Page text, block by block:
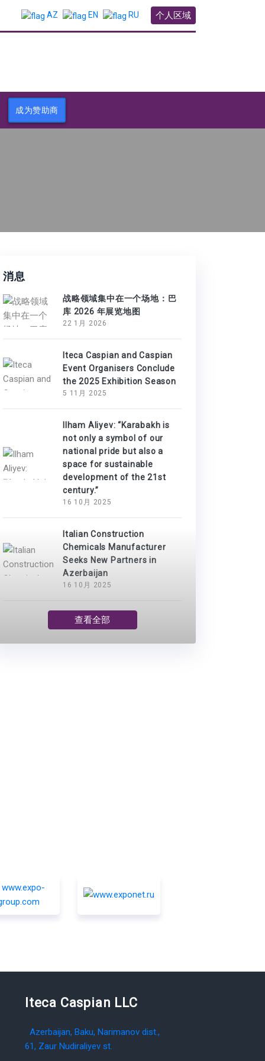
AZ EN RU 个人区域
成为赞助商
消息
战略领域集中在一个场地：巴
库 2026 年展览地图
22 1月 2026
Iteca Caspian and Caspian
Event Organisers Conclude
the 2025 Exhibition Season
5 11月 2025
Ilham Aliyev: “Karabakh is
not only a symbol of our
national pride but also a
space for sustainable
development of the 21st
century.”
16 10月 2025
Italian Construction
Chemicals Manufacturer
Seeks New Partners in
Azerbaijan
16 10月 2025
查看全部
Iteca Caspian LLC
Azerbaijan, Baku, Narimanov dist.,
61, Zaur Nudiraliyev st.